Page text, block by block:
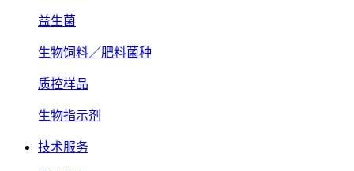
益生菌
生物饲料／肥料菌种
质控样品
生物指示剂
技术服务